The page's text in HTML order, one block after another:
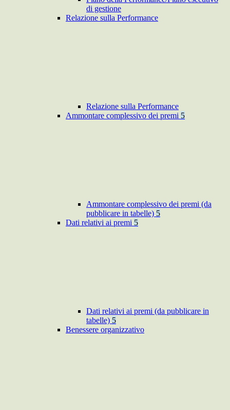
di gestione
Relazione sulla Performance
Relazione sulla Performance
Ammontare complessivo dei premi 5
Ammontare complessivo dei premi (da
pubblicare in tabelle) 5
Dati relativi ai premi 5
Dati relativi ai premi (da pubblicare in
tabelle) 5
Benessere organizzativo